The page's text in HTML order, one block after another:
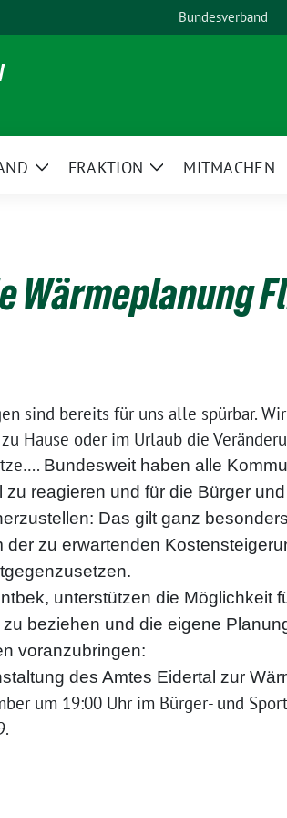
Bundesverband
ZeigeFRAKTION
ZeigeMITMACHEN
Wärmeplanung
sind bereits für uns alle spürbar.
Hause oder im Urlaub die
Bundesweit haben alle
reagieren und für die Bürger
Das gilt ganz
der zu erwartenden
unterstützen die Möglichkeit
beziehen und die eigene
voranzubringen:
des Amtes Eidertal zur
um 19:00 Uhrim Bürger- und